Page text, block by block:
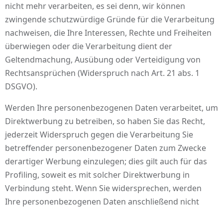
nicht mehr verarbeiten, es sei denn, wir können
zwingende schutzwürdige Gründe für die Verarbeitung
nachweisen, die Ihre Interessen, Rechte und Freiheiten
überwiegen oder die Verarbeitung dient der
Geltendmachung, Ausübung oder Verteidigung von
Rechtsansprüchen (Widerspruch nach Art. 21 abs. 1
DSGVO).
Werden Ihre personenbezogenen Daten verarbeitet, um
Direktwerbung zu betreiben, so haben Sie das Recht,
jederzeit Widerspruch gegen die Verarbeitung Sie
betreffender personenbezogener Daten zum Zwecke
derartiger Werbung einzulegen; dies gilt auch für das
Profiling, soweit es mit solcher Direktwerbung in
Verbindung steht. Wenn Sie widersprechen, werden
Ihre personenbezogenen Daten anschließend nicht